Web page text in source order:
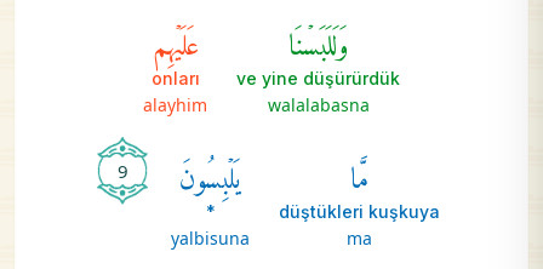
وَلَلَبَسۡنَا
ve yine düşürürdük
walalabasna
عَلَيۡهِم
onları
alayhim
مَّا
düştükleri kuşkuya
ma
يَلۡبِسُونَ
*
yalbisuna
9